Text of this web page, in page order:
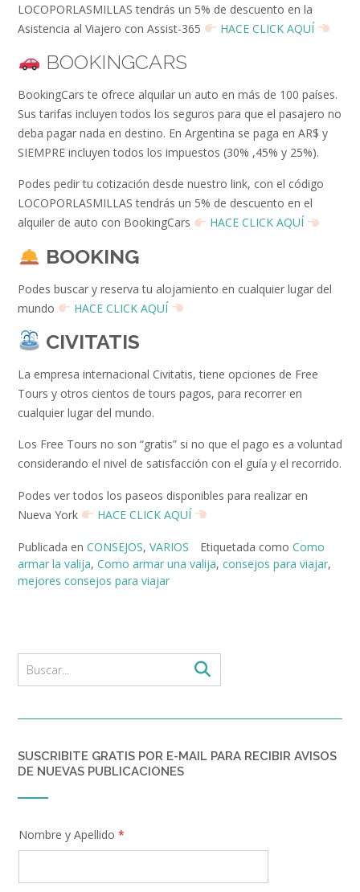
LOCOPORLASMILLAS tendrás un 5% de descuento en la
Asistencia al Viajero con Assist-365
HACE CLICK AQUÍ
BOOKINGCARS
BookingCars te ofrece alquilar un auto en más de 100 países.
Sus tarifas incluyen todos los seguros para que el pasajero no
deba pagar nada en destino. En Argentina se paga en AR$ y
SIEMPRE incluyen todos los impuestos (30% ,45% y 25%).
Podes pedir tu cotización desde nuestro link, con el código
LOCOPORLASMILLAS tendrás un 5% de descuento en el
alquiler de auto con BookingCars
HACE CLICK AQUÍ
BOOKING
Podes buscar y reserva tu alojamiento en cualquier lugar del
mundo
HACE CLICK AQUÍ
CIVITATIS
La empresa internacional Civitatis, tiene opciones de Free
Tours y otros cientos de tours pagos, para recorrer en
cualquier lugar del mundo.
Los Free Tours no son “gratis” si no que el pago es a voluntad
considerando el nivel de satisfacción con el guía y el recorrido.
Podes ver todos los paseos disponibles para realizar en
Nueva York
HACE CLICK AQUÍ
Publicada en CONSEJOS, VARIOS Etiquetada como Como
armar la valija, Como armar una valija, consejos para viajar,
mejores consejos para viajar
SUSCRIBITE GRATIS POR E-MAIL PARA RECIBIR AVISOS
DE NUEVAS PUBLICACIONES
Nombre y Apellido *